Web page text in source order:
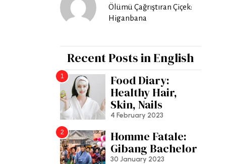
Ölümü Çağrıştıran Çiçek:
Higanbana
Recent Posts in English
1
Food Diary:
Healthy Hair,
Skin, Nails
4 February 2023
2
Homme Fatale:
Gibang Bachelor
30 January 2023